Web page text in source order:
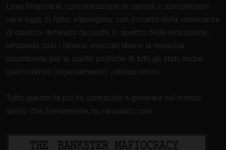
Leve finanziarie, concentrazione di capitali e speculazioni
varie oggi, di fatto, impongono, con il ricatto della
mancanza
di credito
detenuto da pochi, lo spettro della recessione,
rendendo così i famosi
mercati liberi
la minaccia
incombente per le scelte politiche di tutti gli stati, anche
quelli ritenuti (ingenuamente)
democratici
Tutto questo ha poi ha contribuito a generare nel mondo
quello che, brevemente, ho riassunto così: